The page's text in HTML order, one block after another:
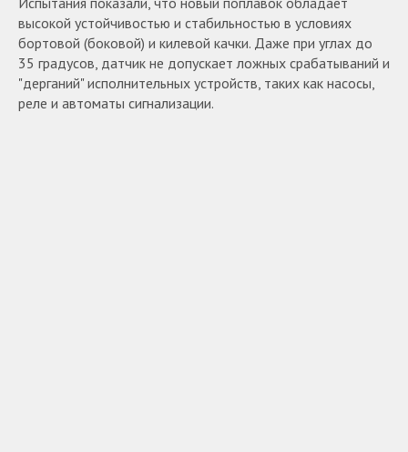
высокой устойчивостью и стабильностью в условиях
бортовой (боковой) и килевой качки. Даже при углах до
35 градусов, датчик не допускает ложных срабатываний и
"дерганий" исполнительных устройств, таких как насосы,
реле и автоматы сигнализации.